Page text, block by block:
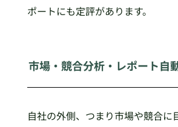
ポートにも定評があります。
市場・競合分析・レポート自
自社の外側、つまり市場や競合に